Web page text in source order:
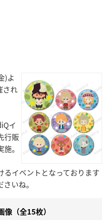
)よ
され
イ
行販
。
るイベントとなっております
いね。
像（全15枚）